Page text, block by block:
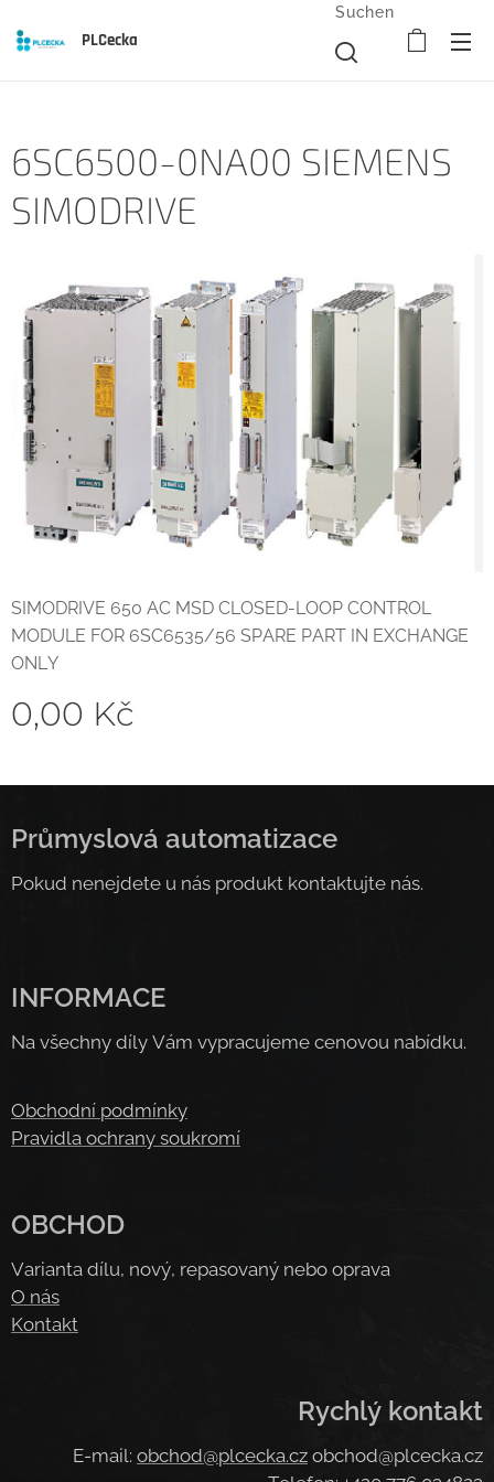
PLCecka
Suchen
6SC6500-0NA00 SIEMENS
SIMODRIVE
SIMODRIVE 650 AC MSD CLOSED-LOOP CONTROL
MODULE FOR 6SC6535/56 SPARE PART IN EXCHANGE
ONLY
0,00 Kč
Průmyslová automatizace
Pokud nenejdete u nás produkt kontaktujte nás.
INFORMACE
Na všechny díly Vám vypracujeme cenovou nabídku.
Obchodní podmínky
Pravidla ochrany soukromí
OBCHOD
Varianta dílu, nový, repasovaný nebo oprava
O nás
Kontakt
Rychlý kontakt
E-mail: obchod@plcecka.cz obchod@plcecka.cz